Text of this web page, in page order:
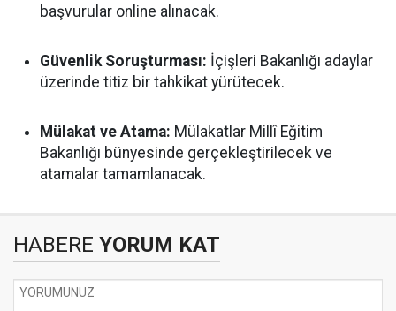
başvurular online alınacak.
Güvenlik Soruşturması: İçişleri Bakanlığı adaylar
üzerinde titiz bir tahkikat yürütecek.
Mülakat ve Atama: Mülakatlar Millî Eğitim
Bakanlığı bünyesinde gerçekleştirilecek ve
atamalar tamamlanacak.
HABERE YORUM KAT